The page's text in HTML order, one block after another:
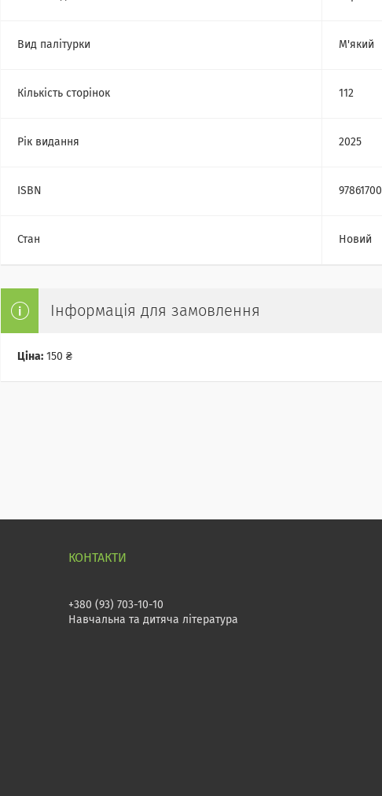
Вид палітурки М'який
Кількість сторінок 112
Рік видання 2025
ISBN
Стан Новий
Інформація для замовлення
Ціна: 150 ₴
+380 (93) 703-10-10
Навчальна та дитяча література